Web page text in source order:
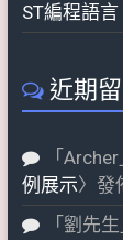
ST編程語言
近期
「 Archer
例展示〉發
「 劉先生